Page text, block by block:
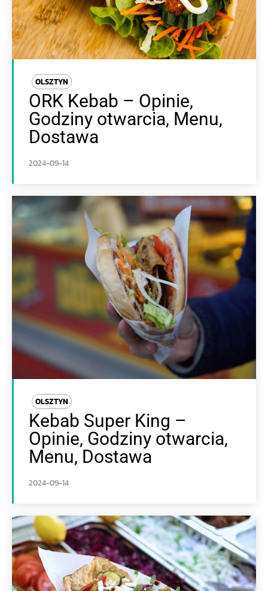
OLSZTYN
ORK Kebab – Opinie,
Godziny otwarcia, Menu,
Dostawa
2024-09-14
OLSZTYN
Kebab Super King –
Opinie, Godziny otwarcia,
Menu, Dostawa
2024-09-14